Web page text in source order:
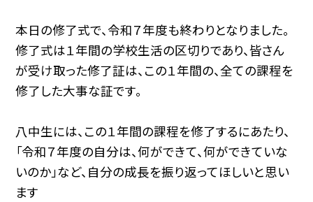
本日の修了式で、令和７年度も終わりとなりました。
修了式は１年間の学校生活の区切りであり、皆さん
が受け取った修了証は、この１年間の、全ての課程を
修了した大事な証です。
八中生には、この１年間の課程を修了するにあたり、
「令和７年度の自分は、何ができて、何ができていな
いのか」など、自分の成長を振り返ってほしいと思い
ます